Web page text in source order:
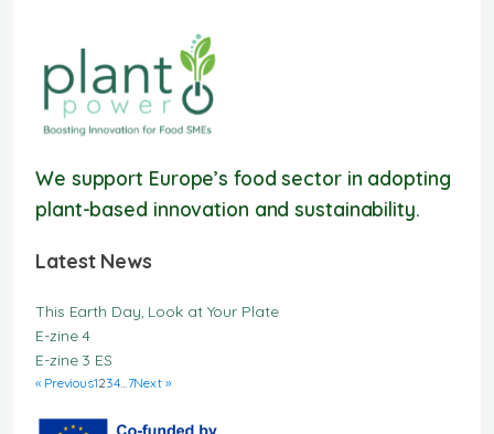
We support Europe’s food sector in adopting
plant-based innovation and sustainability.
Latest News
This Earth Day, Look at Your Plate
E-zine 4
E-zine 3 ES
« Previous1234…7Next »